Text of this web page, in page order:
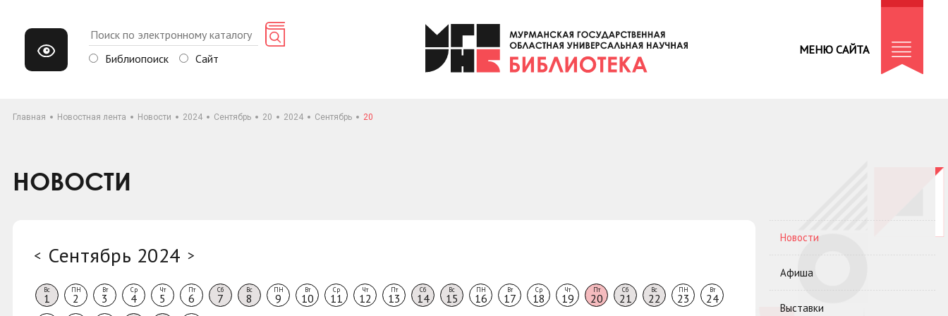
Библиопоиск Сайт
МЕНЮ САЙТА
Главная Новостная лента Новости 2024 Сентябрь 20 2024 Сентябрь 20
НОВОСТИ
< Сентябрь 2024 >
Вс
1
ПН
2
Вт
3
Ср
4
Чт
5
Пт
6
Сб
7
Вс
8
ПН
9
Вт
10
Ср
11
Чт
12
Пт
13
Сб
14
Вс
15
ПН
16
Вт
17
Ср
18
Чт
19
Пт
20
Сб
21
Вс
22
ПН
23
Вт
24
Новости
Афиша
Выставки